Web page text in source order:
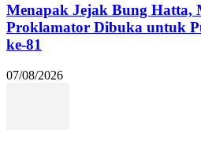
Menapak Jejak Bung Hatta,
Proklamator Dibuka untuk
ke-81
07/08/2026